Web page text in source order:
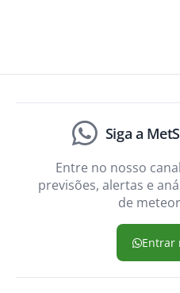
Siga a
Entre no nosso
previsões, alertas e
de
Entrar